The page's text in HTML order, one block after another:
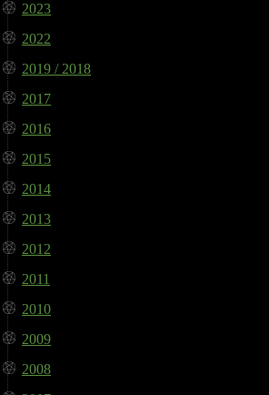
2023
2022
2019 / 2018
2017
2016
2015
2014
2013
2012
2011
2010
2009
2008